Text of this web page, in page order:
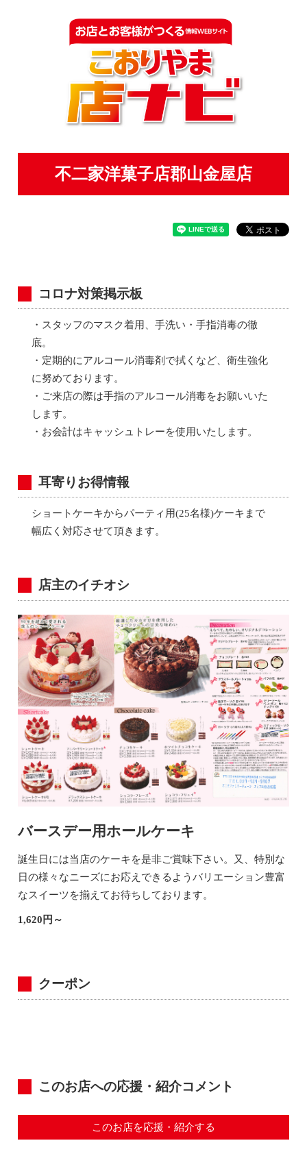
不二家洋菓子店郡山金屋店
コロナ対策掲示板
・スタッフのマスク着用、手洗い・手指消毒の徹
底。
・定期的にアルコール消毒剤で拭くなど、衛生強化
に努めております。
・ご来店の際は手指のアルコール消毒をお願いいた
します。
・お会計はキャッシュトレーを使用いたします。
耳寄りお得情報
ショートケーキからパーティ用(25名様)ケーキまで
幅広く対応させて頂きます。
店主のイチオシ
バースデー用ホールケーキ
誕生日には当店のケーキを是非ご賞味下さい。又、特別な
日の様々なニーズにお応えできるようバリエーション豊富
なスイーツを揃えてお待ちしております。
1,620円～
クーポン
このお店への応援・紹介コメント
このお店を応援・紹介する